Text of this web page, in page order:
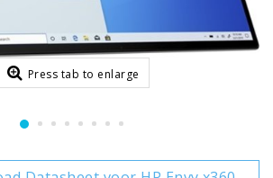
Press tab to enlarge